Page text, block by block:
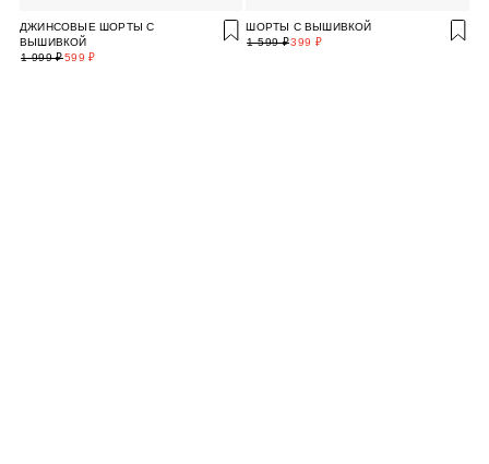
ДЖИНСОВЫЕ ШОРТЫ С
ВЫШИВКОЙ
599 ₽
1 999 ₽
ШОРТЫ С ВЫШИВКОЙ
399 ₽
1 599 ₽